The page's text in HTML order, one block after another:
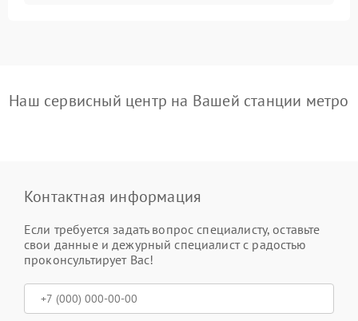
Наш сервисный центр на Вашей станции метро
Контактная информация
Если требуется задать вопрос специалисту, оставьте
свои данные и дежурный специалист с радостью
проконсультирует Вас!